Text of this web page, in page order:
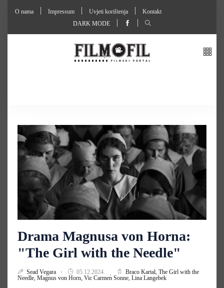
O nama Impressum Uvjeti korištenja
Kontakt
DARK MODE
Drama Magnusa von Horna:
"The Girl with the Needle"
Sead Vegara 05.12.2024. Braco Kartal, The Girl with the
Needle, Magnus von Horn, Vic Carmen Sonne, Lina Langebek